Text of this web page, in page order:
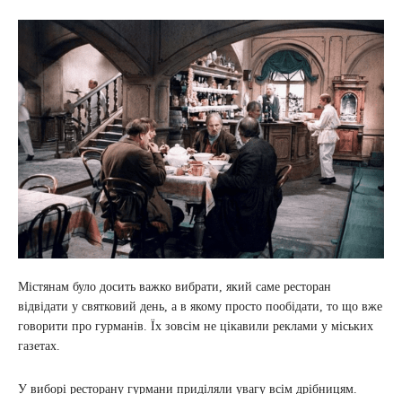
Містянам було досить важко вибрати, який саме ресторан
відвідати у святковий день, а в якому просто пообідати, то що вже
говорити про гурманів. Їх зовсім не цікавили реклами у міських
газетах.
У виборі ресторану гурмани приділяли увагу всім дрібницям.